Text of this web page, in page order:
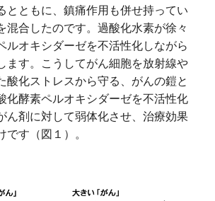
とともに、鎮痛作用も併せ持ってい
混合したのです。過酸化水素が徐々
ルオキシダーゼを不活性化しながら
ます。こうしてがん細胞を放射線や
酸化ストレスから守る、がんの鎧と
化酵素ペルオキシダーゼを不活性化
ん剤に対して弱体化させ、治療効果
です（図１）。